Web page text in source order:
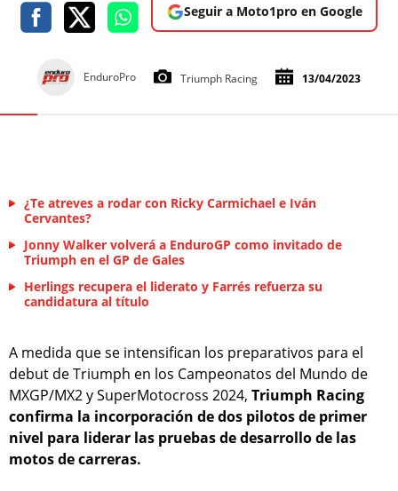
Seguir a Moto1pro en Google
EnduroPro Triumph Racing 13/04/2023
¿Te atreves a rodar con Ricky Carmichael e Iván
Cervantes?
Jonny Walker volverá a EnduroGP como invitado de
Triumph en el GP de Gales
Herlings recupera el liderato y Farrés refuerza su
candidatura al título
A medida que se intensifican los preparativos para el
debut de Triumph en los Campeonatos del Mundo de
MXGP/MX2 y SuperMotocross 2024, Triumph Racing
confirma la incorporación de dos pilotos de primer
nivel para liderar las pruebas de desarrollo de las
motos de carreras.